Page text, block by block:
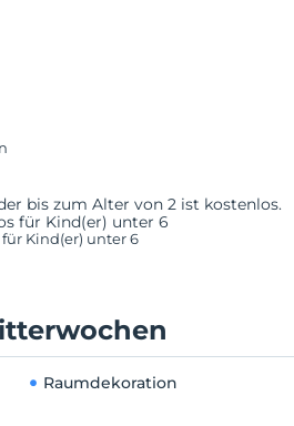
bis zum Alter von 2 ist kostenlos.
für Kind(er) unter 6
Kind(er) unter 6
Raumdekoration